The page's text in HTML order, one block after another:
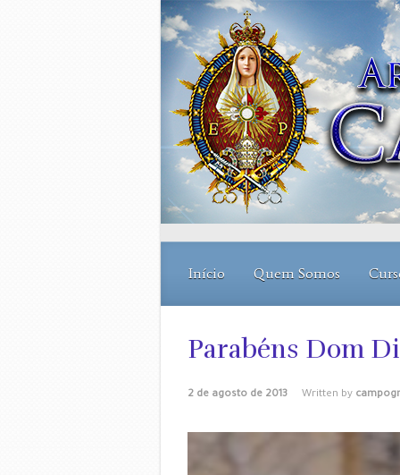
Início Quem Somos
Parabéns Dom
2 de agosto de 2013 Written by